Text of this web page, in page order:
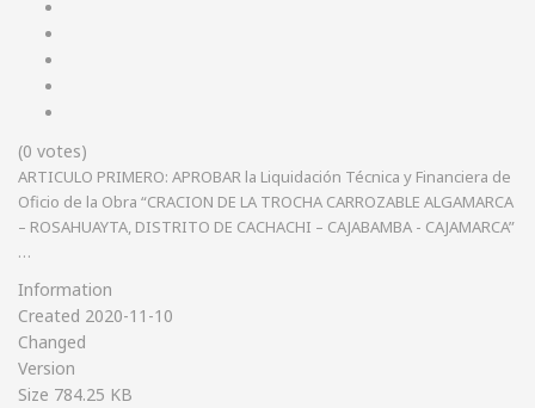
(0 votes)
ARTICULO PRIMERO: APROBAR la Liquidación Técnica y Financiera de
Oficio de la Obra “CRACION DE LA TROCHA CARROZABLE ALGAMARCA
– ROSAHUAYTA, DISTRITO DE CACHACHI – CAJABAMBA - CAJAMARCA”
…
Information
Created 2020-11-10
Changed
Version
Size 784.25 KB